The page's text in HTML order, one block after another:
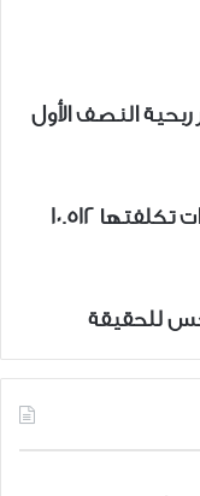
مليون دينار ربحية النصف الأول
العملية للطاقة: 18.092 مليون إيرادات تكلفتها 10.512
للحقيقة